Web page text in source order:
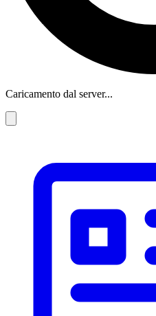
Caricamento dal server...